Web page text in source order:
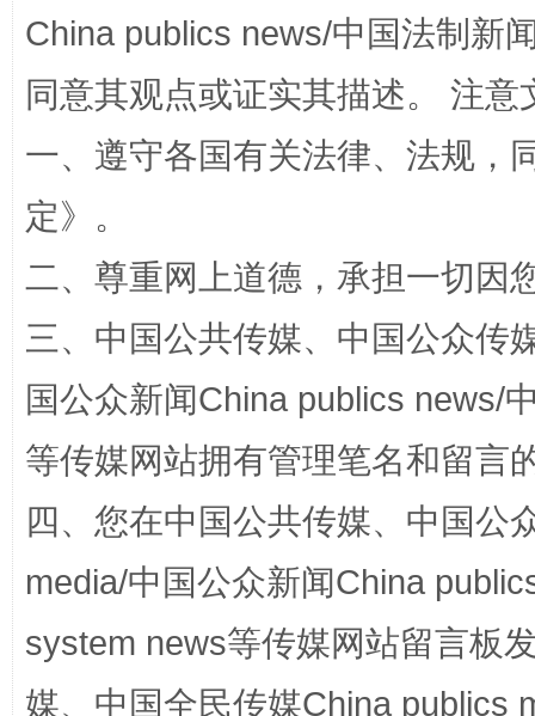
解纷+调解+退费，一次搞定
漫山遍野的桃花与雪山、麦地、白藏房
China publics news/中国法制新
同意其观点或证实其描述。 注
一、遵守各国有关法律、法规，
定》。
二、尊重网上道德，承担一切因
三、中国公共传媒、中国公众传
国公众新闻China publics news/
等传媒网站拥有管理笔名和留言
四、您在中国公共传媒、中国公
media/中国公众新闻China
system news等传媒网站留言板
媒、中国全民传媒China publics